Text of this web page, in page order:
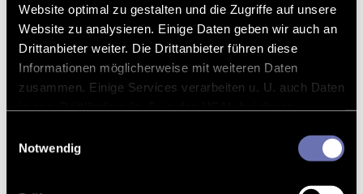
Website optimal zu gestalten und die Zugriffe auf unsere
Website zu analysieren. Einige Daten geben wir auch an
Drittanbieter weiter. Die Drittanbieter führen diese
Informationen möglicherweise mit weiteren Daten
zusammen. Einige Services verarbeiten u. U. auch Daten
Datenschutzniveau gewährleistet werden kann.
Bei optionalen Cookies können Sie selbst entscheiden,
welche Cookies gesetzt werden. Die Einstellungen
Notwendig